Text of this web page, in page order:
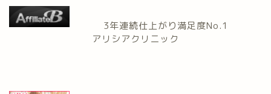
3年連続仕上がり満足度No.1
アリシアクリニック